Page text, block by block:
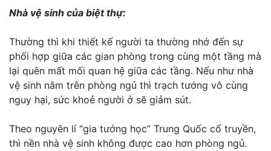
Nhà vệ sinh của biệt thự:
Thường thì khi thiết kế người ta thường nhớ đến sự
phối hợp giữa các gian phòng trong cùng một tầng mà
lại quên mất mối quan hệ giữa các tầng. Nếu như nhà
vệ sinh nằm trên phòng ngủ thì trạch tướng vô cùng
nguy hại, sức khoẻ người ở sẽ giảm sút.
Theo nguyên lí “gia tướng học” Trung Quốc cổ truyền,
thì nền nhà vệ sinh không được cao hơn phòng ngủ.